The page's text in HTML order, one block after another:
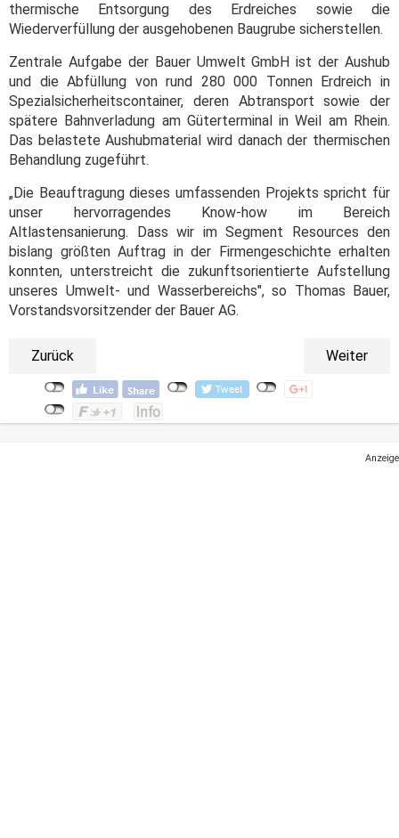
thermische Entsorgung des Erdreiches sowie die
Wiederverfüllung der ausgehobenen Baugrube sicherstellen.
Zentrale Aufgabe der Bauer Umwelt GmbH ist der Aushub
und die Abfüllung von rund 280 000 Tonnen Erdreich in
Spezialsicherheitscontainer, deren Abtransport sowie der
spätere Bahnverladung am Güterterminal in Weil am Rhein.
Das belastete Aushubmaterial wird danach der thermischen
Behandlung zugeführt.
„Die Beauftragung dieses umfassenden Projekts spricht für
unser hervorragendes Know-how im Bereich
Altlastensanierung. Dass wir im Segment Resources den
bislang größten Auftrag in der Firmengeschichte erhalten
konnten, unterstreicht die zukunftsorientierte Aufstellung
unseres Umwelt- und Wasserbereichs", so Thomas Bauer,
Vorstandsvorsitzender der Bauer AG.
Zurück Weiter
Anzeige